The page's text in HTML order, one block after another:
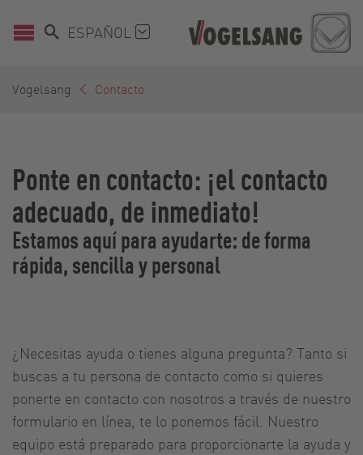
ESPAÑOL
Vogelsang Contacto
Ponte en contacto: ¡el contacto
adecuado, de inmediato!
Estamos aquí para ayudarte: de forma
rápida, sencilla y personal
¿Necesitas ayuda o tienes alguna pregunta? Tanto si
buscas a tu persona de contacto como si quieres
ponerte en contacto con nosotros a través de nuestro
formulario en línea, te lo ponemos fácil. Nuestro
equipo está preparado para proporcionarte la ayuda y